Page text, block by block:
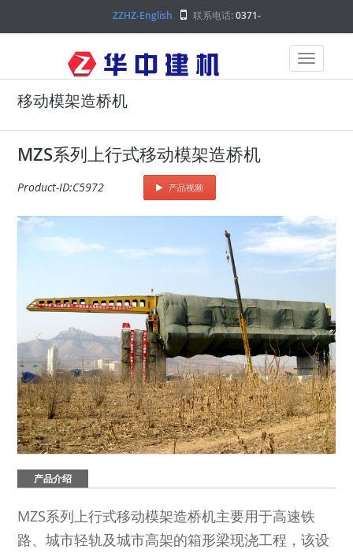
ZZHZ-English 联系电话:0371-
移动模架造桥机
MZS系列上行式移动模架造桥机
Product-ID:C5972 产品视频
产品介绍
MZS系列上行式移动模架造桥机主要用于高速铁
路、城市轻轨及城市高架的箱形梁现浇工程，该设